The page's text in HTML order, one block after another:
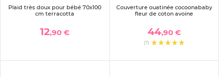
Plaid très doux pour bébé 70x100
cm terracotta
12,90 €
Couverture ouatinée cocoonababy
fleur de coton avoine
44,90 €
(7)